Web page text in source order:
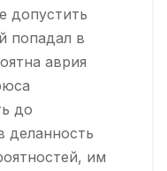
допустить
попадал в
аврия
до
деланность
им